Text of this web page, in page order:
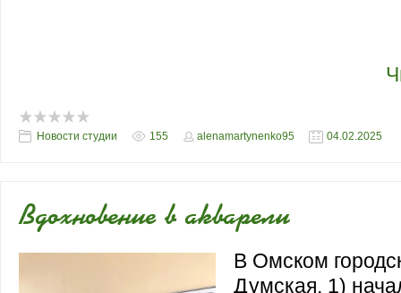
Новости студии 155 alenamartynenko95 04.02.2025
Вдохновение в акварели
В Омском
Думская, 1)